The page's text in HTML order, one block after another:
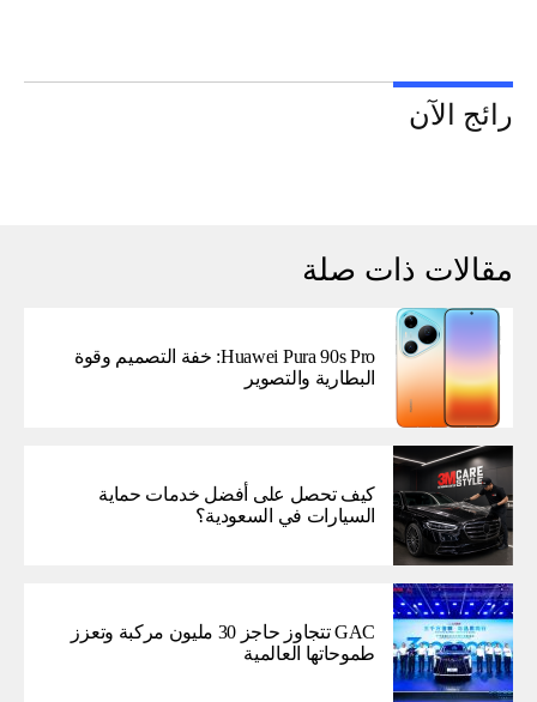
رائج الآن
مقالات ذات صلة
Huawei Pura 90s Pro: خفة التصميم وقوة
البطارية والتصوير
كيف تحصل على أفضل خدمات حماية
السيارات في السعودية؟
GAC تتجاوز حاجز 30 مليون مركبة وتعزز
طموحاتها العالمية